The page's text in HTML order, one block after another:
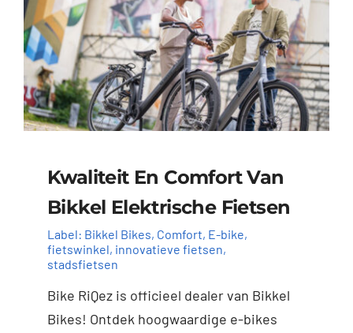
Kwaliteit En Comfort Van
Bikkel Elektrische Fietsen
Label: Bikkel Bikes, Comfort, E-bike,
fietswinkel, innovatieve fietsen,
stadsfietsen
Bike RiQez is officieel dealer van Bikkel
Bikes! Ontdek hoogwaardige e-bikes